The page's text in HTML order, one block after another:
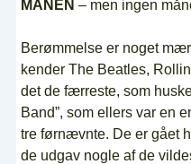
MÅNEN – men ingen
Berømmelse er noget
kender The Beatles,
det de færreste, som
Band”, som ellers var en
tre førnævnte. De er gået
de udgav nogle af de